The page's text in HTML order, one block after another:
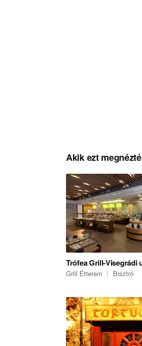
Akik ezt
Trófea Grill-Visegrádi
Grill Étterem Bisztró